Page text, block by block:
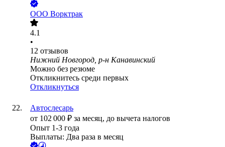
ООО Ворктрак
4.1
•
12 отзывов
Нижний Новгород, р-н Канавинский
Можно без резюме
Откликнитесь среди первых
Откликнуться
Автослесарь
от 102 000 ₽ за месяц, до вычета налогов
Опыт 1-3 года
Выплаты: Два раза в месяц